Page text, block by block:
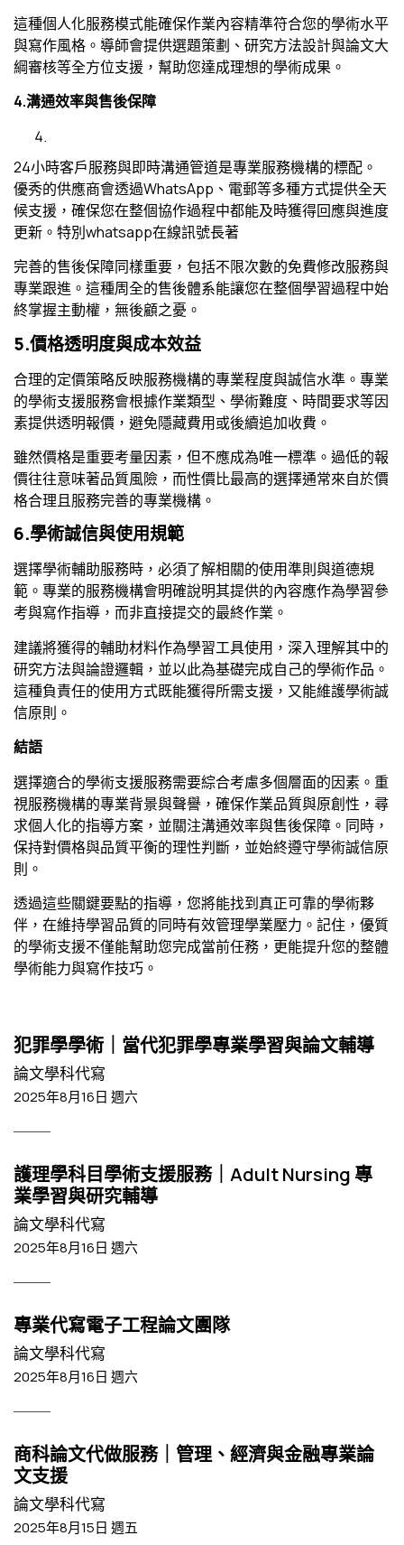
這種個人化服務模式能確保作業內容精準符合您的學術水平
與寫作風格。導師會提供選題策劃、研究方法設計與論文大
綱審核等全方位支援，幫助您達成理想的學術成果。
4.溝通效率與售後保障
24小時客戶服務與即時溝通管道是專業服務機構的標配。
優秀的供應商會透過WhatsApp、電郵等多種方式提供全天
候支援，確保您在整個協作過程中都能及時獲得回應與進度
更新。特別whatsapp在線訊號長著
完善的售後保障同樣重要，包括不限次數的免費修改服務與
專業跟進。這種周全的售後體系能讓您在整個學習過程中始
終掌握主動權，無後顧之憂。
5.價格透明度與成本效益
合理的定價策略反映服務機構的專業程度與誠信水準。專業
的學術支援服務會根據作業類型、學術難度、時間要求等因
素提供透明報價，避免隱藏費用或後續追加收費。
雖然價格是重要考量因素，但不應成為唯一標準。過低的報
價往往意味著品質風險，而性價比最高的選擇通常來自於價
格合理且服務完善的專業機構。
6.學術誠信與使用規範
選擇學術輔助服務時，必須了解相關的使用準則與道德規
範。專業的服務機構會明確說明其提供的內容應作為學習參
考與寫作指導，而非直接提交的最終作業。
建議將獲得的輔助材料作為學習工具使用，深入理解其中的
研究方法與論證邏輯，並以此為基礎完成自己的學術作品。
這種負責任的使用方式既能獲得所需支援，又能維護學術誠
信原則。
結語
選擇適合的學術支援服務需要綜合考慮多個層面的因素。重
視服務機構的專業背景與聲譽，確保作業品質與原創性，尋
求個人化的指導方案，並關注溝通效率與售後保障。同時，
保持對價格與品質平衡的理性判斷，並始終遵守學術誠信原
則。
透過這些關鍵要點的指導，您將能找到真正可靠的學術夥
伴，在維持學習品質的同時有效管理學業壓力。記住，優質
的學術支援不僅能幫助您完成當前任務，更能提升您的整體
學術能力與寫作技巧。
犯罪學學術｜當代犯罪學專業學習與論文輔導
論文學科代寫
2025年8月16日 週六
護理學科目學術支援服務｜Adult Nursing 專
業學習與研究輔導
論文學科代寫
2025年8月16日 週六
專業代寫電子工程論文團隊
論文學科代寫
2025年8月16日 週六
商科論文代做服務｜管理、經濟與金融專業論
文支援
論文學科代寫
2025年8月15日 週五